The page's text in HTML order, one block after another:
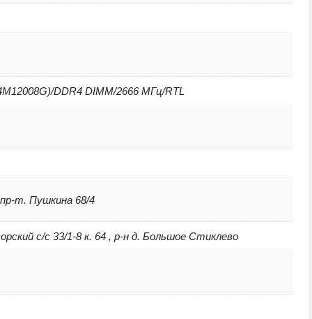
DDR4 DIMM/2666 МГц/RTL
т. Пушкина 68/4
с/с 33/1-8 к. 64 , р-н д. Большое Стиклево